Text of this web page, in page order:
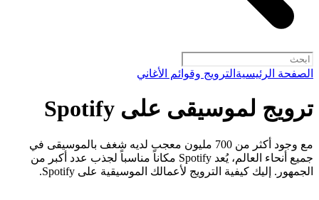
الصفحة الرئيسية الترويج وقوائم الأغاني
ترويج لموسيقى على Spotify
مع وجود أكثر من 700 مليون معجب لديه شغف بالموسيقى في
جميع أنحاء العالم، يُعد Spotify مكاناً مناسباً لجذب عدد أكبر من
الجمهور. إليك كيفية الترويج لأعمالك الموسيقية على Spotify.